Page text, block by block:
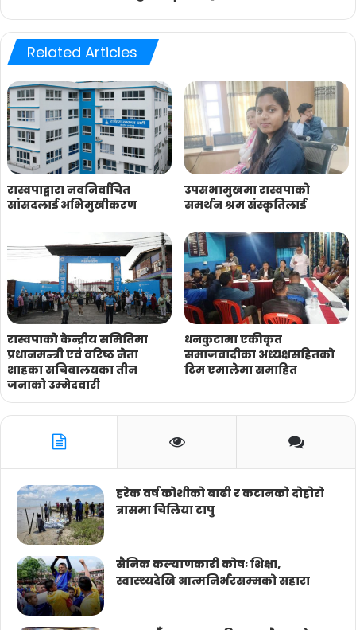
Related Articles
रास्वपाद्वारा नवनिर्वाचित
सांसदलाई अभिमुखीकरण
उपसभामुखमा रास्वपाको
समर्थन श्रम संस्कृतिलाई
रास्वपाको केन्द्रीय समितिमा
प्रधानमन्त्री एवं वरिष्ठ नेता
शाहका सचिवालयका तीन
जनाको उम्मेदवारी
धनकुटामा एकीकृत
समाजवादीका अध्यक्षसहितको
टिम एमालेमा समाहित
हरेक वर्ष कोशीको बाढी र कटानको दोहोरो
त्रासमा चिलिया टापु
सैनिक कल्याणकारी कोषः शिक्षा,
स्वास्थ्यदेखि आत्मनिर्भरसम्मको सहारा